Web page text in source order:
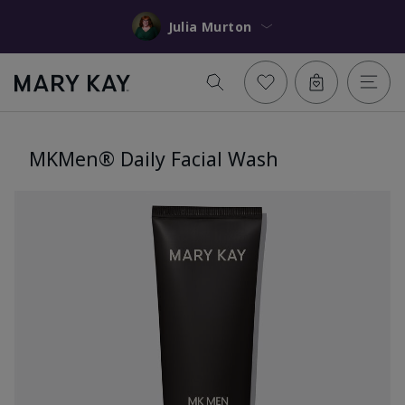
Julia Murton
MKMen® Daily Facial Wash